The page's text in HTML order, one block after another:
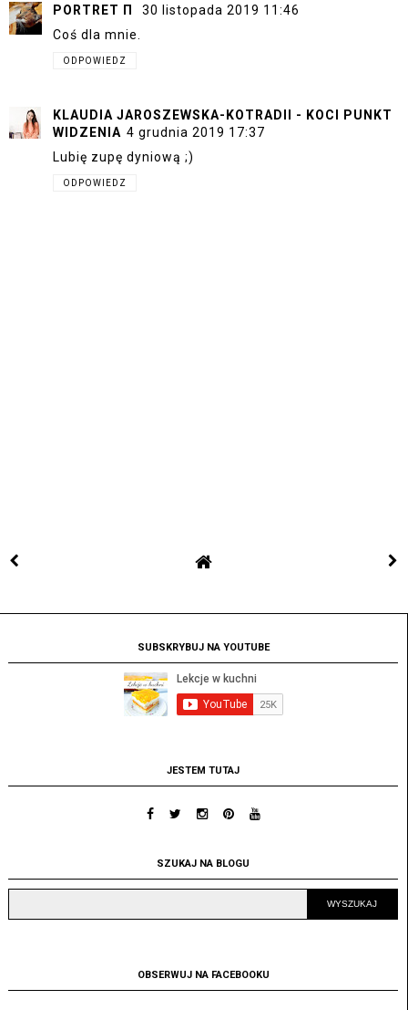
PORTRET Π
30 listopada 2019 11:46
Coś dla mnie.
ODPOWIEDZ
KLAUDIA JAROSZEWSKA-KOTRADII - KOCI PUNKT
WIDZENIA 4 grudnia 2019 17:37
Lubię zupę dyniową ;)
ODPOWIEDZ
SUBSKRYBUJ NA YOUTUBE
JESTEM TUTAJ
SZUKAJ NA BLOGU
OBSERWUJ NA FACEBOOKU